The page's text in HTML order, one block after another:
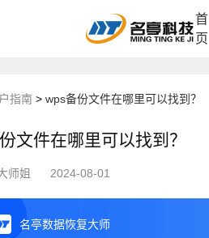
首
页
DLL修复中心
指南 > wps备份文件在哪里可以找到？
文件在哪里可以找到？
师姐 2024-08-01
名亭数据恢复大师